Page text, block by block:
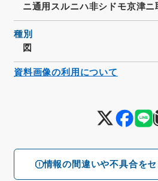
情報の間違いや不具合を
ニ通用スルニハ非シドモ京津ニ
種別
図
資料画像の利用について